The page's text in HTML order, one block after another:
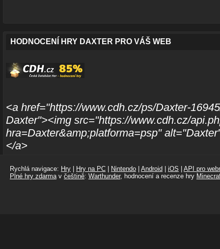
HODNOCENÍ HRY DAXTER PRO VÁŠ WEB
<a href="https://www.cdh.cz/ps/Daxter-
Daxter"><img src="https://www.cdh.cz/
hra=Daxter&amp;platforma=psp"
</a>
Rychlá navigace: Hry Hry na PC Nintendo Android iOS
API pro
Plné hry zdarmav češtině: Warthunder, hodnocení a recenze hry